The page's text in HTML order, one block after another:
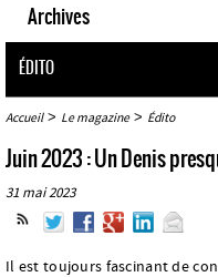
Archives
ÉDITO
Accueil> Le magazine> Édito
Juin 2023 : Un Denis
31 mai 2023
Il est toujours fascinant de